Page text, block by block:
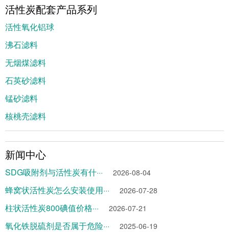
活性炭配套产品系列
活性氧化铝球
沸石滤料
无烟煤滤料
石英砂滤料
锰砂滤料
核桃壳滤料
新闻中心
SDG吸附剂与活性炭有什··· 2026-08-04
蜂窝状活性炭怎么安装使用··· 2026-07-28
柱状活性炭800碘值价格··· 2026-07-21
氧化铁脱硫剂是否属于危险··· 2025-06-19